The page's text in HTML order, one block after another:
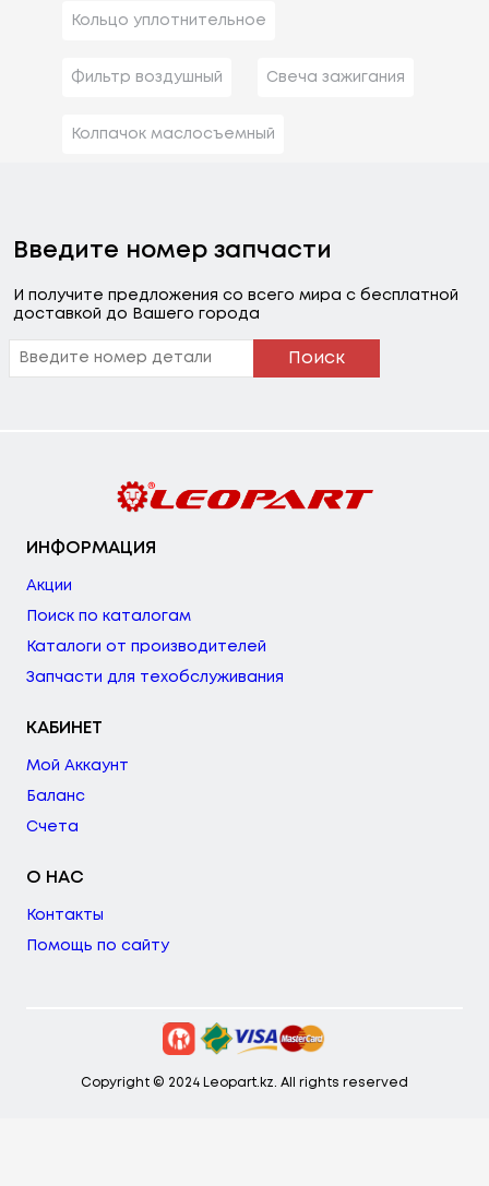
Кольцо уплотнительное
Фильтр воздушный Свеча зажигания
Колпачок маслосъемный
Введите номер запчасти
И получите предложения со всего мира с бесплатной
доставкой до Вашего города
Поиск
ИНФОРМАЦИЯ
Акции
Поиск по каталогам
Каталоги от производителей
Запчасти для техобслуживания
КАБИНЕТ
Мой Аккаунт
Баланс
Счета
О НАС
Контакты
Помощь по сайту
Copyright © 2024 Leopart.kz. All rights reserved